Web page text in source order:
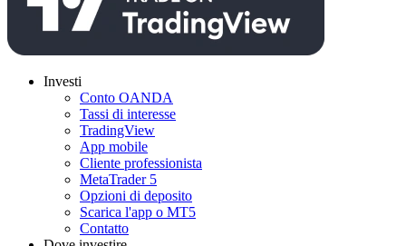
Investi
Conto OANDA
Tassi di interesse
TradingView
App mobile
Cliente professionista
MetaTrader 5
Opzioni di deposito
Scarica l'app o MT5
Contatto